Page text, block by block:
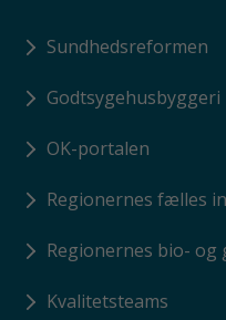
Sundhedsreformen
godtsygehusbyggeri
OK-portalen
Regionernes fælles
Regionernes bio-
Kvalitetsteams